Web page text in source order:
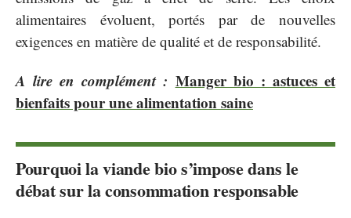
alimentaires évoluent, portés par de nouvelles
exigences en matière de qualité et de responsabilité.
A lire en complément : Manger bio : astuces et
bienfaits pour une alimentation saine
Pourquoi la viande bio s’impose dans le
débat sur la consommation responsable